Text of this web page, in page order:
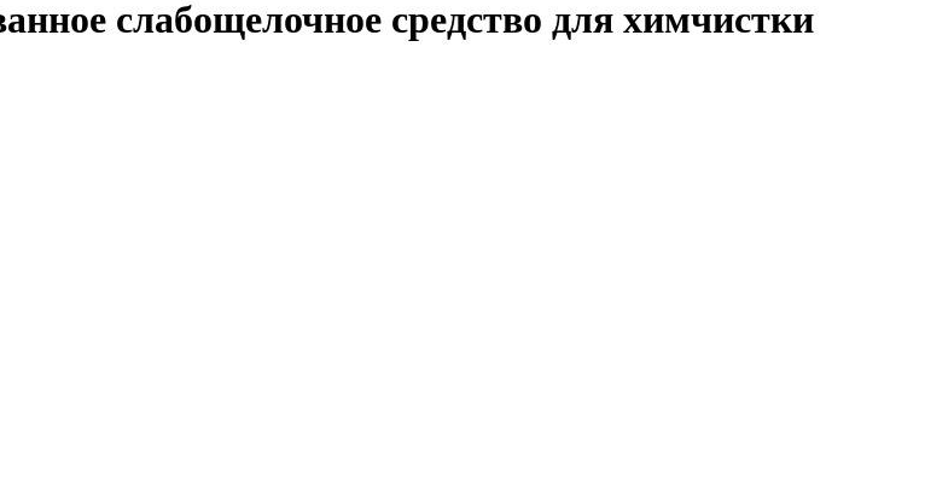
слабощелочное средство для химчистки